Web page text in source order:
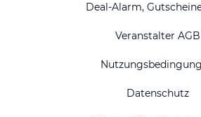
Deal-Alarm,
Veranstalter AGB
Datenschutz